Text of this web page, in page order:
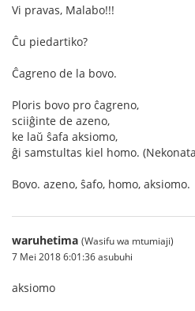
Vi pravas, Malabo!!!
Ĉu piedartiko?
Ĉagreno de la bovo.
Ploris bovo pro ĉagreno,
sciiĝinte de azeno,
ke laŭ ŝafa aksiomo,
ĝi samstultas kiel homo.
Bovo. azeno, ŝafo, homo, aksiomo.
waruhetima (Wasifu wa mtumiaji)
7 Mei 2018 6:01:36 asubuhi
aksiomo